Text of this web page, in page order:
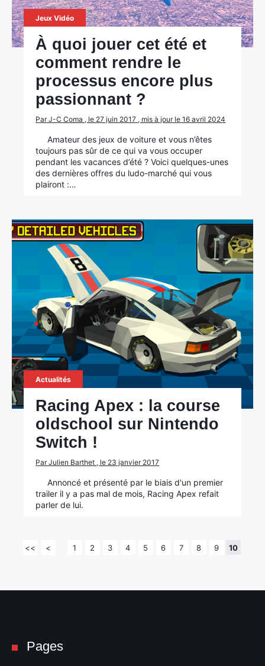
Jeux Vidéo
À quoi jouer cet été et
comment rendre le
processus encore plus
passionnant ?
Par J-C Coma , le 27 juin 2017 , mis à jour le 16 avril 2024
Amateur des jeux de voiture et vous n’êtes
toujours pas sûr de ce qui va vous occuper
pendant les vacances d’été ? Voici quelques-unes
des dernières offres du ludo-marché qui vous
plairont :…
Actualités
Racing Apex : la course
oldschool sur Nintendo
Switch !
Par Julien Barthet , le 23 janvier 2017
Annoncé et présenté par le biais d'un premier
trailer il y a pas mal de mois, Racing Apex refait
parler de lui.
<< < 1 2 3 4 5 6 7 8 9 10
Pages